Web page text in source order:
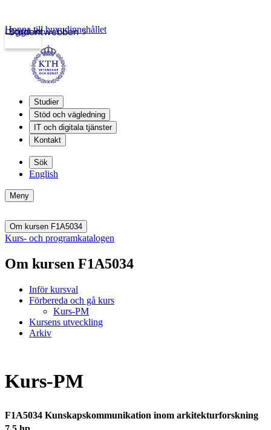
Studentwebben
Logga in
Hoppa till huvudinnehållet
Studier
Stöd och vägledning
IT och digitala tjänster
Kontakt
Sök
English
Meny
Om kursen F1A5034
Kurs- och programkatalogen
Om kursen F1A5034
Inför kursval
Förbereda och gå kurs
Kurs-PM
Kursens utveckling
Arkiv
Kurs-PM
F1A5034 Kunskapskommunikation inom arkitekturforskning